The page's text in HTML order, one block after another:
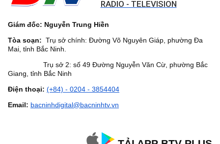
RADIO - TELEVISION
Giám đốc: Nguyễn Trung Hiền
Tòa soạn: Trụ sở chính: Đường Võ Nguyên Giáp, phường Đa
Mai, tỉnh Bắc Ninh.
Trụ sở 2: số 49 Đường Nguyễn Văn Cừ, phường Bắc
Giang, tỉnh Bắc Ninh
Điện thoại: (+84) - 0204 - 3854404
Email: bacninhdigital@bacninhtv.vn